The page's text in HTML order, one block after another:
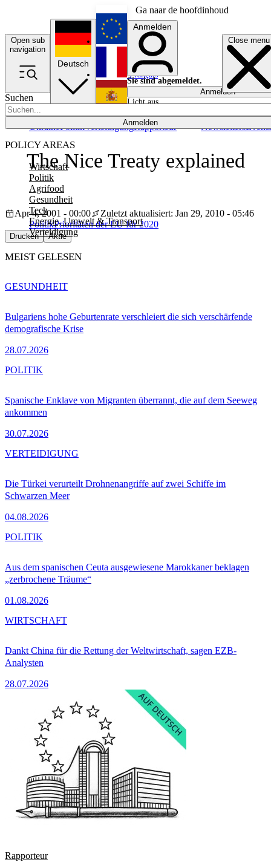
Ga naar de hoofdinhoud
Open sub
navigation
Close menu
Suchen
Anmelden
POLICY AREAS
Wirtschaft
Politik
Agrifood
Gesundheit
Tech
Energie, Umwelt & Transport
Verteidigung
UkrainePolitikVerteidigungRapporteur NewslettersEvents
Deutsch
English
Français
Anmelden
Sie sind abgemeldet.
Anmelden
Licht aus
The Nice Treaty explained
Apr 4, 2001 - 00:00
Zuletzt aktualisiert: Jan 29, 2010 - 05:46
PolitikPrioritäten der EU für 2020
Drucken Aktie
MEIST GELESEN
Bulgariens hohe Geburtenrate verschleiert die sich verschärfende
demografische Krise
28.07.2026
GESUNDHEIT
Spanische Enklave von Migranten überrannt, die auf dem Seeweg
ankommen
30.07.2026
POLITIK
Die Türkei verurteilt Drohnenangriffe auf zwei Schiffe im
Schwarzen Meer
04.08.2026
VERTEIDIGUNG
Aus dem spanischen Ceuta ausgewiesene Marokkaner beklagen
„zerbrochene Träume“
01.08.2026
POLITIK
Dankt China für die Rettung der Weltwirtschaft, sagen EZB-
Analysten
28.07.2026
WIRTSCHAFT
Rapporteur